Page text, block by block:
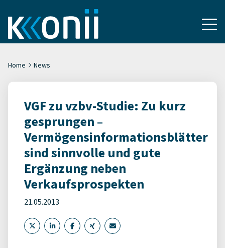
Home News
VGF zu vzbv-Studie: Zu kurz
gesprungen –
Vermögensinformationsblätter
sind sinnvolle und gute
Ergänzung neben
Verkaufsprospekten
21.05.2013